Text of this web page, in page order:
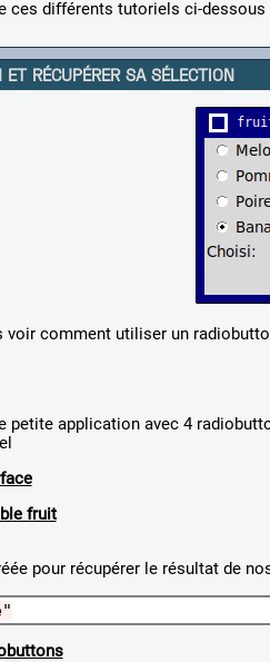
ces différents tutoriels ci-
RÉCUPÉRER SA SÉLECTION
voir comment utiliser un
petite application avec 4
fruit
pour récupérer le résultat de